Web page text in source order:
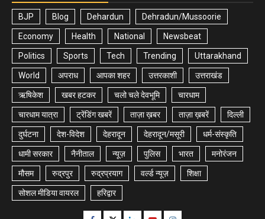
BJP Blog Dehardun Dehradun/Mussoorie
Economy Health National Newsbeat
Politics Sports Tech Trending Uttarakhand
World अपराध आपका शहर उत्तरकाशी उत्तराखंड
ऋषिकेश खबर हटकर चलो चले देवभूमि चारधाम
चारधाम यात्रा ट्रेंडिंग खबरें ताज़ा ख़बर ताज़ा ख़बरें दिल्ली
दुर्घटना देश-विदेश देहरादून देहरादून/मसूरी धर्म-संस्कृति
धामी सरकार नैनीताल न्यूज़ पुलिस भारत मनोरंजन
मौसम रुद्रपुर रुद्रप्रयाग वर्ल्ड न्यूज़ शिक्षा
सोशल मीडिया वायरल हरिद्वार